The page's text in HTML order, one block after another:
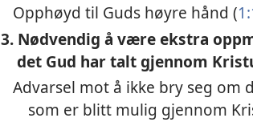
Opphøyd til Guds høyre hånd (
3. Nødvendig å være ekstra
det Gud har talt gjennom
Advarsel mot å ikke bry seg om
som er blitt mulig gjennom